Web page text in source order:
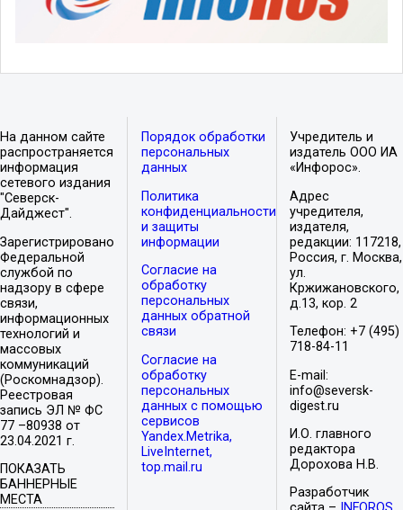
На данном сайте
распространяется
информация
сетевого издания
"Северск-
Дайджест".
Зарегистрировано
Федеральной
службой по
надзору в сфере
связи,
информационных
технологий и
массовых
коммуникаций
(Роскомнадзор).
Реестровая
запись ЭЛ № ФС
77 –80938 от
23.04.2021 г.
ПОКАЗАТЬ
БАННЕРНЫЕ
МЕСТА
Порядок обработки
персональных
данных
Политика
конфиденциальности
и защиты
информации
Согласие на
обработку
персональных
данных обратной
связи
Согласие на
обработку
персональных
данных с помощью
сервисов
Yandex.Metrika,
LiveInternet,
top.mail.ru
Учредитель и
издатель ООО ИА
«Инфорос».
Адрес
учредителя,
издателя,
редакции: 117218,
Россия, г. Москва,
ул.
Кржижановского,
д.13, кор. 2
Телефон: +7 (495)
718-84-11
E-mail:
info@seversk-
digest.ru
И.О. главного
редактора
Дорохова Н.В.
Разработчик